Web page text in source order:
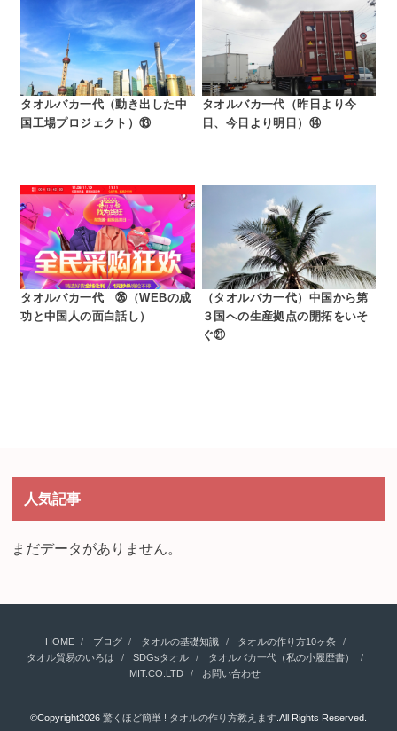
タオルバカ一代（動き出した中
国工場プロジェクト）⑬
タオルバカ一代（昨日より今
日、今日より明日）⑭
タオルバカ一代 ㉖（WEBの成
功と中国人の面白話し）
（タオルバカ一代）中国から第
３国への生産拠点の開拓をいそ
ぐ㉑
人気記事
まだデータがありません。
HOME ブログ タオルの基礎知識
タオルの作り方10ヶ条
タオル貿易のいろは
SDGsタオル
タオルバカ一代（私の小履歴書）
MIT.CO.LTD
お問い合わせ
©Copyright2026 驚くほど簡単 ! タオルの作り方教えます .All Rights Reserved.